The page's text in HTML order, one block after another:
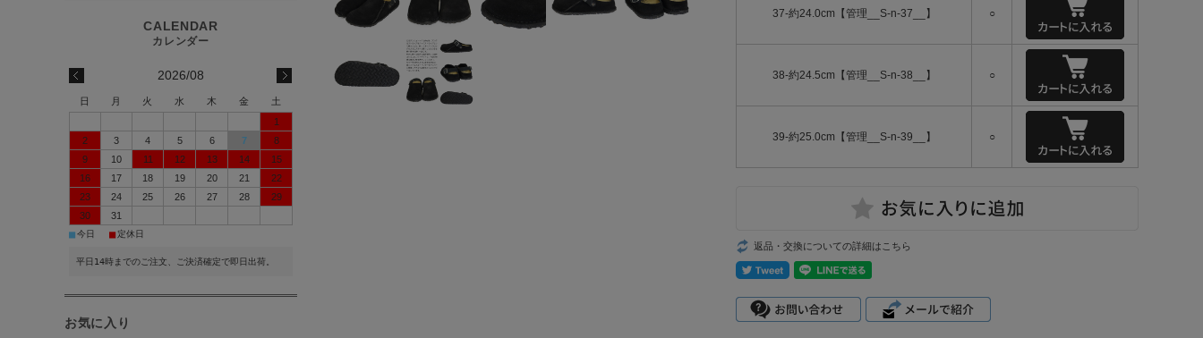
37-約24.0cm【管理__S-n-37__】 ○
38-約24.5cm【管理__S-n-38__】 ○
39-約25.0cm【管理__S-n-39__】 ○
返品・交換についての詳細はこちら
2026/08
日 月 火 水 木 金
土
1
2
3 4 5 6 7
8
9
10 11 12 13 14
15
16
17 18 19 20 21
22
23
24 25 26 27 28
29
30
31
■今日 ■ 定休日
平日14時までのご注文、ご決済確定で即日出荷。
お気に入り